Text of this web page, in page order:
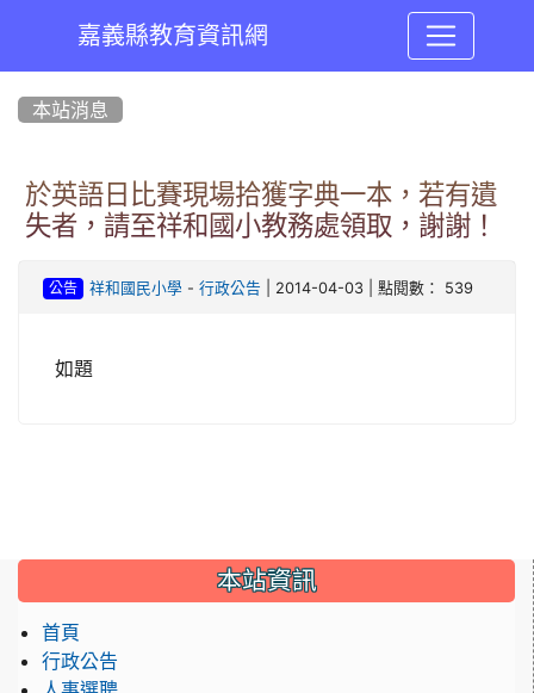
嘉義縣教育資訊網
本站消息
於英語日比賽現場拾獲字典一本，若有遺
失者，請至祥和國小教務處領取，謝謝！
公告 祥和國民小學- 行政公告 | 2014-04-03 | 點閱數： 539
如題
::: 本站資訊
首頁
行政公告